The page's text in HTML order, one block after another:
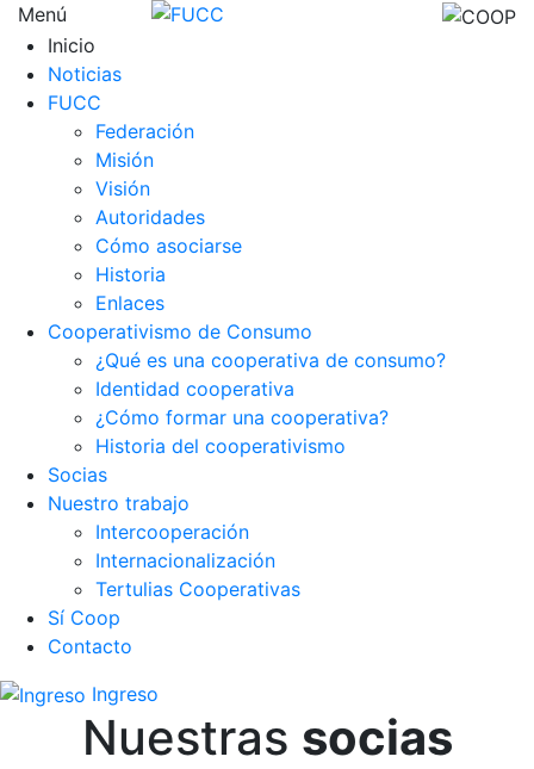
Menú
Inicio
Noticias
FUCC
Federación
Misión
Visión
Autoridades
Cómo asociarse
Historia
Enlaces
Cooperativismo de Consumo
¿Qué es una cooperativa de consumo?
Identidad cooperativa
¿Cómo formar una cooperativa?
Historia del cooperativismo
Socias
Nuestro trabajo
Intercooperación
Internacionalización
Tertulias Cooperativas
Sí Coop
Contacto
Ingreso
Nuestras socias